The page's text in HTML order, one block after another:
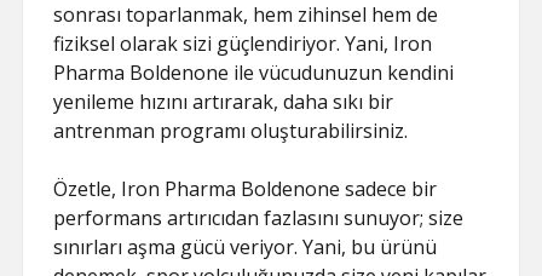
sonrası toparlanmak, hem zihinsel hem de
fiziksel olarak sizi güçlendiriyor. Yani, Iron
Pharma Boldenone ile vücudunuzun kendini
yenileme hızını artırarak, daha sıkı bir
antrenman programı oluşturabilirsiniz.
Özetle, Iron Pharma Boldenone sadece bir
performans artırıcıdan fazlasını sunuyor; size
sınırları aşma gücü veriyor. Yani, bu ürünü